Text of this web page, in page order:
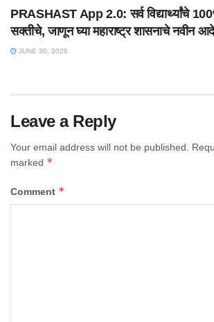
PRASHAST App 2.0: सर्व विद्यार्थ्यांचे
सक्तीचे, जाणून घ्या महाराष्ट्र शासनाचे नवीन
JUNE 30, 2026
Leave a Reply
Your email address will not be published.
marked *
Comment *